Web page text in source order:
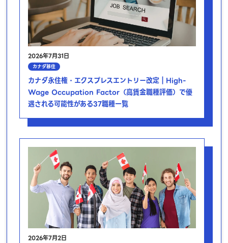
2026年7月31日
カナダ移住
カナダ永住権・エクスプレスエントリー改定｜High-
Wage Occupation Factor（高賃金職種評価）で優
遇される可能性がある37職種一覧
2026年7月2日